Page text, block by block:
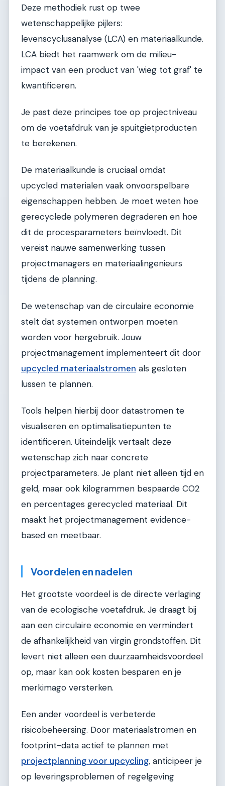
Deze methodiek rust op twee
wetenschappelijke pijlers:
levenscyclusanalyse (LCA) en materiaalkunde.
LCA biedt het raamwerk om de milieu-
impact van een product van 'wieg tot graf' te
kwantificeren.
Je past deze principes toe op projectniveau
om de voetafdruk van je spuitgietproducten
te berekenen.
De materiaalkunde is cruciaal omdat
upcycled materialen vaak onvoorspelbare
eigenschappen hebben. Je moet weten hoe
gerecyclede polymeren degraderen en hoe
dit de procesparameters beïnvloedt. Dit
vereist nauwe samenwerking tussen
projectmanagers en materiaalingenieurs
tijdens de planning.
De wetenschap van de circulaire economie
stelt dat systemen ontworpen moeten
worden voor hergebruik. Jouw
projectmanagement implementeert dit door
upcycled materiaalstromen als gesloten
lussen te plannen.
Tools helpen hierbij door datastromen te
visualiseren en optimalisatiepunten te
identificeren. Uiteindelijk vertaalt deze
wetenschap zich naar concrete
projectparameters. Je plant niet alleen tijd en
geld, maar ook kilogrammen bespaarde CO2
en percentages gerecycled materiaal. Dit
maakt het projectmanagement evidence-
based en meetbaar.
Voordelen en nadelen
Het grootste voordeel is de directe verlaging
van de ecologische voetafdruk. Je draagt bij
aan een circulaire economie en vermindert
de afhankelijkheid van virgin grondstoffen. Dit
levert niet alleen een duurzaamheidsvoordeel
op, maar kan ook kosten besparen en je
merkimago versterken.
Een ander voordeel is verbeterde
risicobeheersing. Door materiaalstromen en
footprint-data actief te plannen met
projectplanning voor upcycling, anticipeer je
op leveringsproblemen of regelgeving